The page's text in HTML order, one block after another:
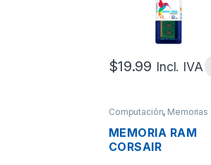
$19.99 Incl. IVA
Computación, Memorias
MEMORIA RAM
CORSAIR